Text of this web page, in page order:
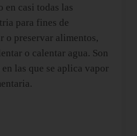
casi todas las
para fines de
o preservar alimentos,
o calentar agua. Son
las que se aplica vapor